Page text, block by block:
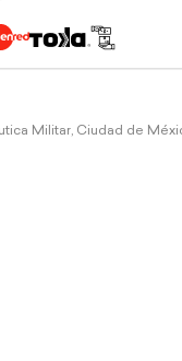
Militar, Ciudad de